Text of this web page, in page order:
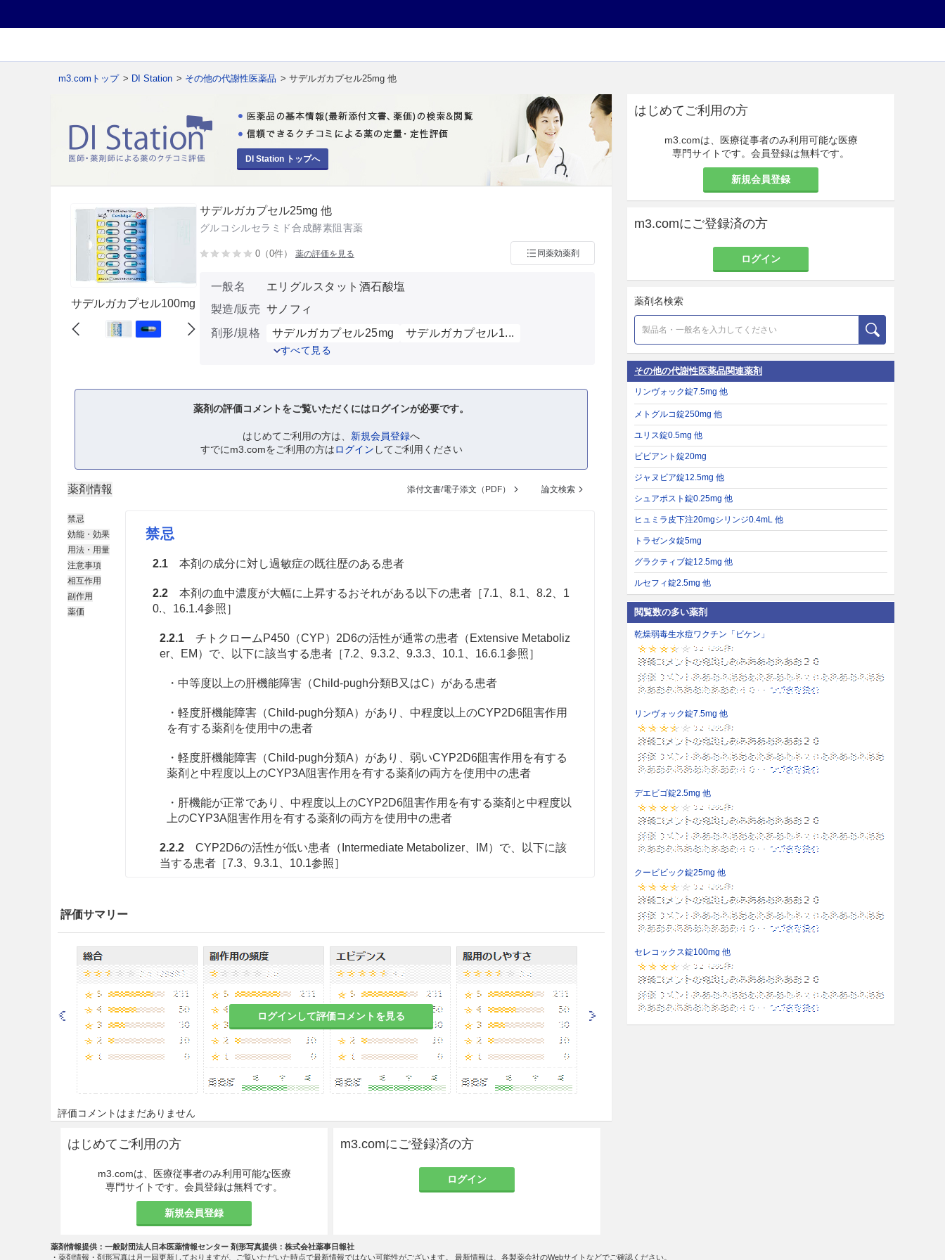
m3.comトップ > DI Station > その他の代謝性医薬品 > サデルガカプセル25mg 他
DI Station トップへ
サデルガカプセル100mg
サデルガカプセル25mg 他
グルコシルセラミド合成酵素阻害薬
0（0件） 薬の評価を見る 同薬効薬剤
一般名
エリグルスタット酒石酸塩
製造/販売 サノフィ
剤形/規格
サデルガカプセル25mg サデルガカプセル1...
すべて見る
薬剤の評価コメントをご覧いただくにはログインが必要です。
はじめてご利用の方は、 新規会員登録へ
すでにm3.comをご利用の方はログイン してご利用ください
薬剤情報 添付文書/電子添文（PDF） 論文検索
禁忌
効能・効果
用法・用量
注意事項
相互作用
副作用
薬価
禁忌
2.1本剤の成分に対し過敏症の既往歴のある患者
2.2本剤の血中濃度が大幅に上昇するおそれがある以下の患者［7.1、8.1、8.2、1
0.、16.1.4参照］
2.2.1チトクロームP450（CYP）2D6の活性が通常の患者（Extensive Metaboliz
er、EM）で、以下に該当する患者［7.2、9.3.2、9.3.3、10.1、16.6.1参照］
・中等度以上の肝機能障害（Child-pugh分類B又はC）がある患者
・軽度肝機能障害（Child-pugh分類A）があり、中程度以上のCYP2D6阻害作用
を有する薬剤を使用中の患者
・軽度肝機能障害（Child-pugh分類A）があり、弱いCYP2D6阻害作用を有する
薬剤と中程度以上のCYP3A阻害作用を有する薬剤の両方を使用中の患者
・肝機能が正常であり、中程度以上のCYP2D6阻害作用を有する薬剤と中程度以
上のCYP3A阻害作用を有する薬剤の両方を使用中の患者
2.2.2CYP2D6の活性が低い患者（Intermediate Metabolizer、IM）で、以下に該
当する患者［7.3、9.3.1、10.1参照］
CYP2D6の活性が欠損している患者（Poor Metabolizer、PM）で、以下に
該当する患者［7.4、9.3.1、10.1参照］
・肝機能障害（Child-pugh分類A、B又はC）がある患者
・肝機能が正常であり、中程度以上のCYP3A阻害作用を有する薬剤を使用中の
患者
QT延長のある患者（先天性QT延長症候群等）［8.3、9.1.1、9.1.2、16.7.5参
タロール等）の抗不整脈薬又はベプリジル塩酸塩を使用中の患者［10.1参照］
2.5妊婦又は妊娠している可能性のある女性［9.5参照］
効能・効果
評価サマリー
ログインして評価コメントを見る
評価コメントはまだありません
はじめてご利用の方
m3.comは、医療従事者のみ利用可能な医療
専門サイトです。会員登録は無料です。
新規会員登録
m3.comにご登録済の方
ログイン
はじめてご利用の方
m3.comは、医療従事者のみ利用可能な医療
専門サイトです。会員登録は無料です。
新規会員登録
m3.comにご登録済の方
ログイン
薬剤名検索
その他の代謝性医薬品関連薬剤
リンヴォック錠7.5mg 他
メトグルコ錠250mg 他
ユリス錠0.5mg 他
ビビアント錠20mg
ジャヌビア錠12.5mg 他
シュアポスト錠0.25mg 他
ヒュミラ皮下注20mgシリンジ0.4mL 他
トラゼンタ錠5mg
グラクティブ錠12.5mg 他
ルセフィ錠2.5mg 他
閲覧数の多い薬剤
乾燥弱毒生水痘ワクチン「ビケン」
リンヴォック錠7.5mg 他
デエビゴ錠2.5mg 他
クービビック錠25mg 他
セレコックス錠100mg 他
薬剤情報提供：一般財団法人日本医薬情報センター 剤形写真提供：株式会社薬事日報社
・薬剤情報・剤形写真は月一回更新しておりますが、ご覧いただいた時点で最新情報ではない可能性がございます。 最新情報は、各製薬会社のWebサイトなどでご確認ください。